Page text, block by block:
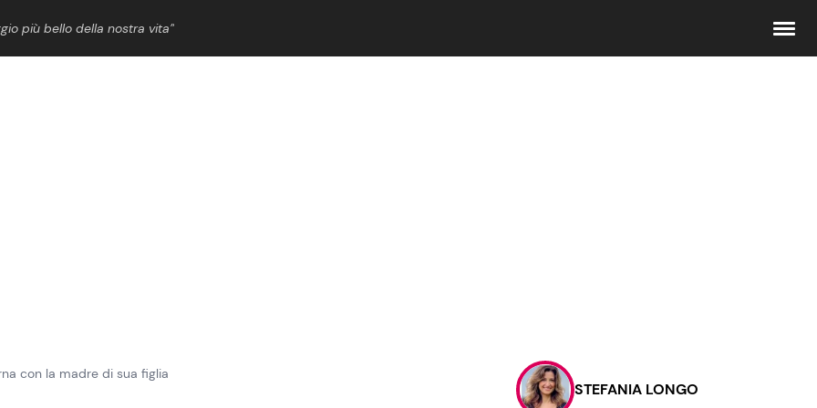
più bello della nostra vita”
Contattaci
Pubblicità
con la madre di sua figlia
STEFANIA LONGO